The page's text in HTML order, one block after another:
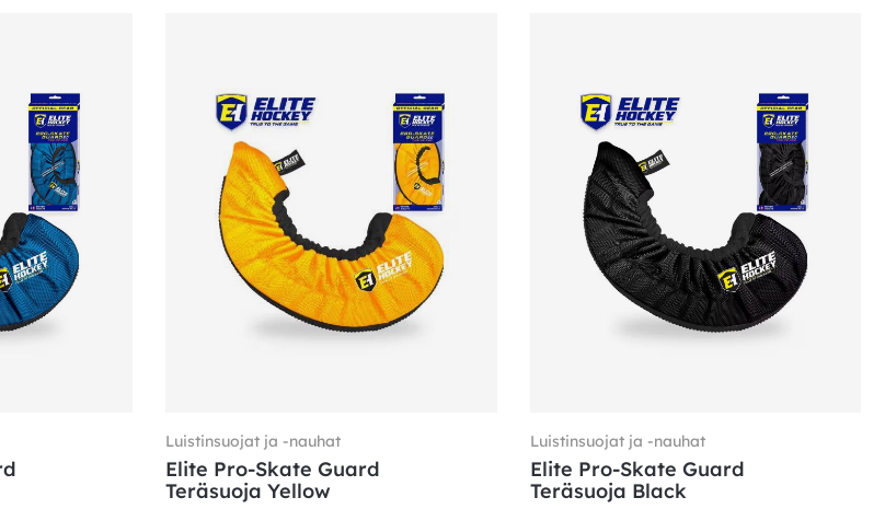
Luistinsuojat ja -nauhat
Elite Pro-Skate Guard
Teräsuoja Yellow
Luistinsuojat ja -nauhat
Elite Pro-Skate Guard
Teräsuoja Black